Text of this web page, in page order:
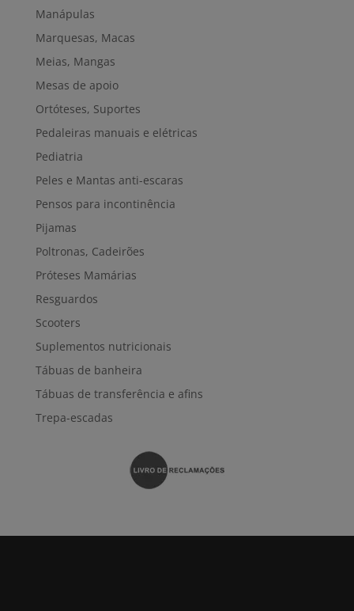
Manápulas
Marquesas, Macas
Meias, Mangas
Mesas de apoio
Ortóteses, Suportes
Pedaleiras manuais e elétricas
Pediatria
Peles e Mantas anti-escaras
Pensos para incontinência
Pijamas
Poltronas, Cadeirões
Próteses Mamárias
Resguardos
Scooters
Suplementos nutricionais
Tábuas de banheira
Tábuas de transferência e afins
Trepa-escadas